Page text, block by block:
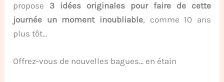
propose 3 idées originales pour faire de cette
journée un moment inoubliable, comme 10 ans
plus tôt…
Offrez-vous de nouvelles bagues… en étain